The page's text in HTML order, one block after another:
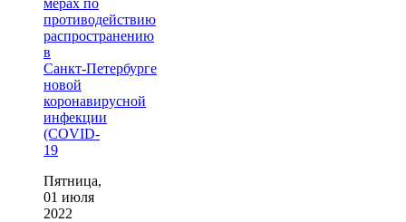
противодействию
распространению
в
Санкт‑Петербурге
новой
коронавирусной
инфекции
(COVID-
19
Пятница,
01 июля
2022